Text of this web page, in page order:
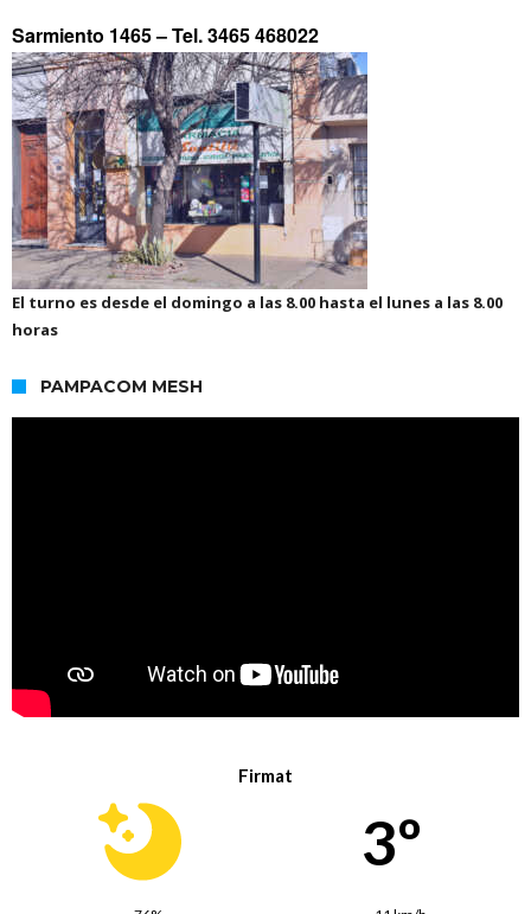
Sarmiento 1465 –Tel. 3465 468022
El turno es desde el domingo a las 8.00 hasta el lunes a las 8.00
horas
PAMPACOM MESH
Firmat
3º